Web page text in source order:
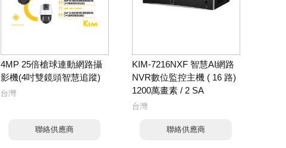
4MP 25倍槍球連動網路攝
影機(4吋雙鏡頭智慧追蹤)
台灣
聯絡供應商
KIM-7216NXF 智慧AI網路
NVR數位監控主機 ( 16 路)
1200萬畫素 / 2 SA
台灣
聯絡供應商